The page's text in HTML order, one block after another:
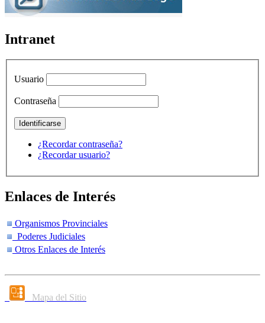
Intranet
Usuario
Contraseña
¿Recordar contraseña?
¿Recordar usuario?
Enlaces de Interés
Organismos Provinciales
Poderes Judiciales
Otros Enlaces de Interés
Mapa del Sitio